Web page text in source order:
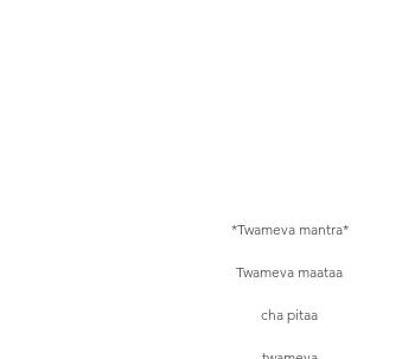
*Twameva mantra*
Twameva maataa
cha pitaa